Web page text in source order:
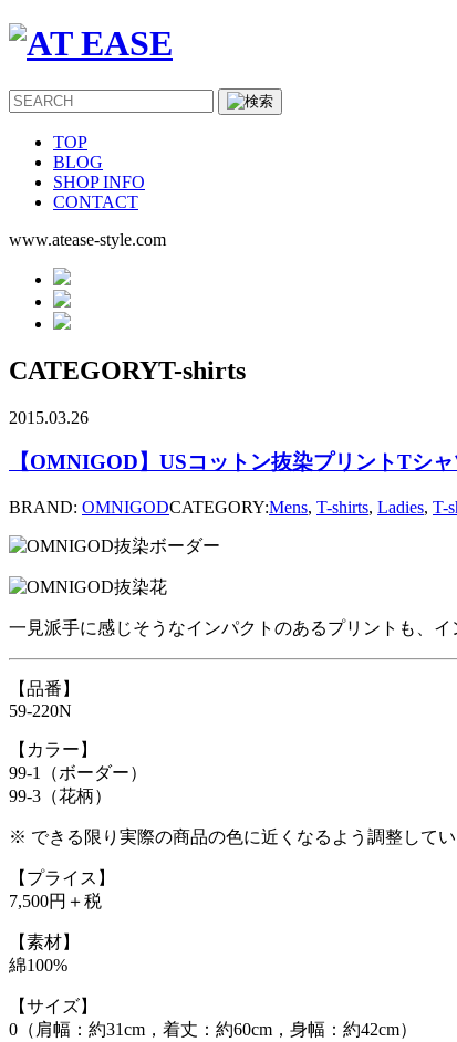
TOP
BLOG
SHOP INFO
CONTACT
www.atease-style.com
CATEGORYT-shirts
2015.03.26
【OMNIGOD】USコットン抜染プリントTシャ
BRAND: OMNIGODCATEGORY:Mens, T-shirts, Ladies, T-
一見派手に感じそうなインパクトのあるプリントも、
【品番】
59-220N
【カラー】
99-1（ボーダー）
99-3（花柄）
※ できる限り実際の商品の色に近くなるよう調整して
【プライス】
7,500円＋税
【素材】
綿100%
【サイズ】
0（肩幅：約31cm，着丈：約60cm，身幅：約42cm）